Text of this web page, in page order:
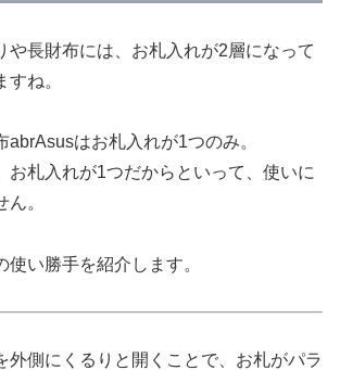
や長財布には、お札入れが2層になって
ね。
abrAsusはお札入れが1つのみ。
お札入れが1つだからといって、使いに
。
使い勝手を紹介します。
外側にくるりと開くことで、お札がパラ